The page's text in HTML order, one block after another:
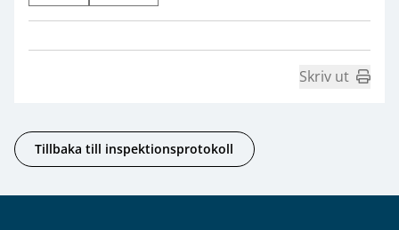
Skriv ut
Tillbaka till inspektionsprotokoll